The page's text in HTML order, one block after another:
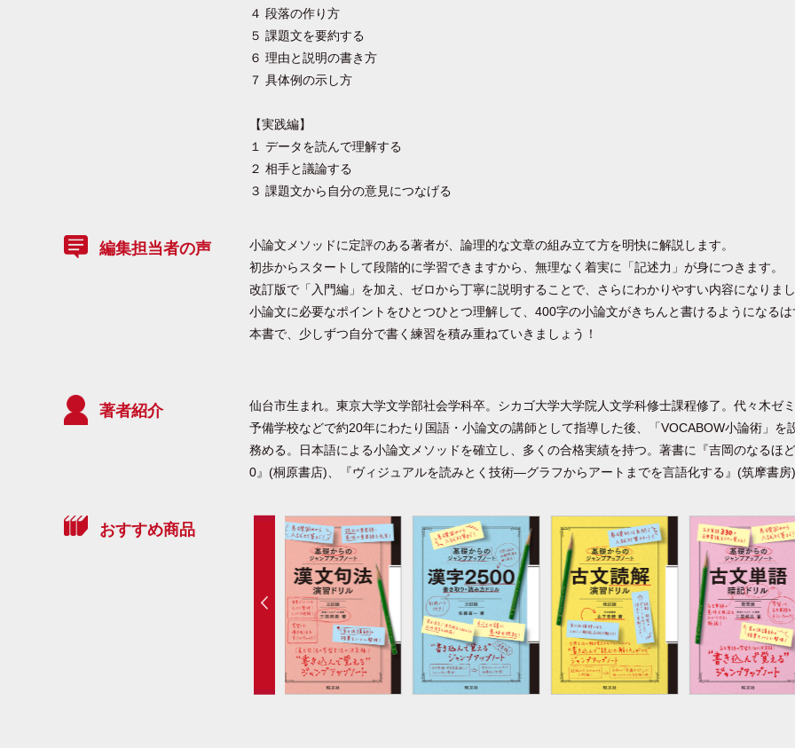
４ 段落の作り方
５ 課題文を要約する
６ 理由と説明の書き方
７ 具体例の示し方
【実践編】
１ データを読んで理解する
２ 相手と議論する
３ 課題文から自分の意見につなげる
編集担当者の声
小論文メソッドに定評のある著者が、論理的な文章の組み立て方を明快に解説します。
初歩からスタートして段階的に学習できますから、無理なく着実に「記述力」が身につきます。
改訂版で「入門編」を加え、ゼロから丁寧に説明することで、さらにわかりやすい内容になりま
小論文に必要なポイントをひとつひとつ理解して、400字の小論文がきちんと書けるようになる
本書で、少しずつ自分で書く練習を積み重ねていきましょう！
著者紹介
仙台市生まれ。東京大学文学部社会学科卒。シカゴ大学大学院人文学科修士課程修了。代々木ゼ
予備学校などで約20年にわたり国語・小論文の講師として指導した後、「VOCABOW小論術」を
務める。日本語による小論文メソッドを確立し、多くの合格実績を持つ。著書に『吉岡のなるほ
0』(桐原書店)、『ヴィジュアルを読みとく技術―グラフからアートまでを言語化する』(筑摩書房
おすすめ商品